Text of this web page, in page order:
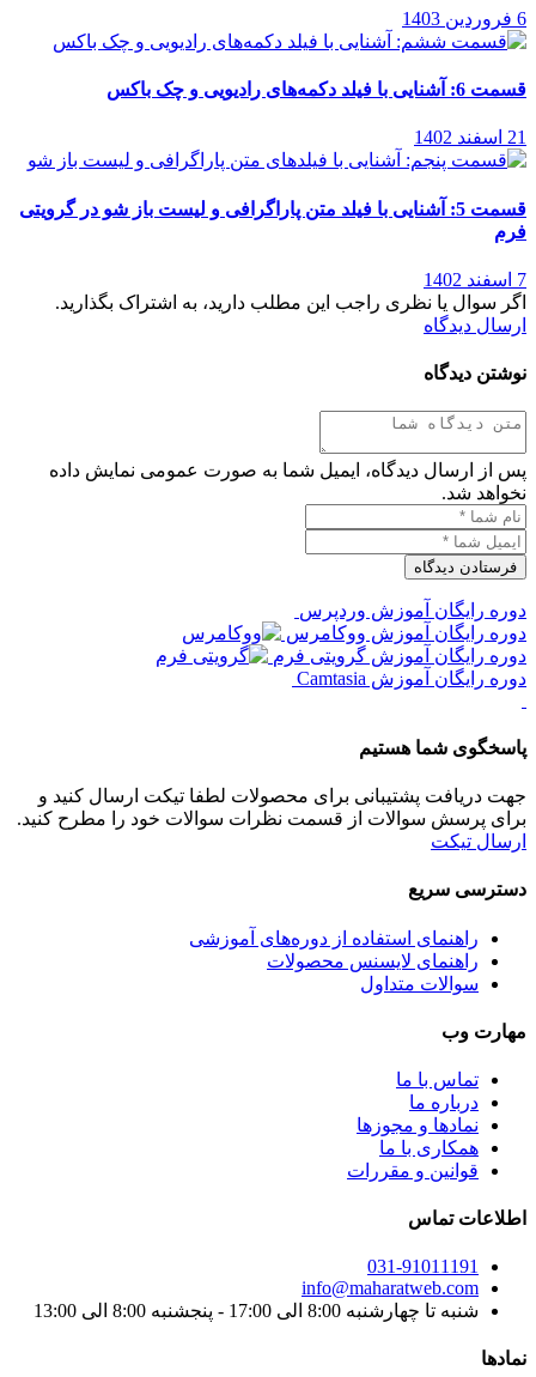
6 فروردین 1403
قسمت 6: آشنایی با فیلد دکمه‌های رادیویی و چک باکس
21 اسفند 1402
قسمت 5: آشنایی با فیلد متن پاراگرافی و لیست باز شو در گرویتی
فرم
7 اسفند 1402
اگر سوال یا نظری راجب این مطلب دارید، به اشتراک بگذارید.
ارسال دیدگاه
نوشتن دیدگاه
پس از ارسال دیدگاه، ایمیل شما به صورت عمومی نمایش داده
نخواهد شد.
دوره رایگان آموزش وردپرس
دوره رایگان آموزش ووکامرس
دوره رایگان آموزش گرویتی فرم
دوره رایگان آموزش Camtasia
پاسخگوی شما هستیم
جهت دریافت پشتیبانی برای محصولات لطفا تیکت ارسال کنید و
برای پرسش سوالات از قسمت نظرات سوالات خود را مطرح کنید.
ارسال تیکت
دسترسی سریع
راهنمای استفاده از دوره‌های آموزشی
راهنمای لایسنس محصولات
سوالات متداول
مهارت وب
تماس با ما
درباره ما
نماد‌ها و مجوزها
همکاری با ما
قوانین و مقررات
اطلاعات تماس
031-91011191
info@maharatweb.com
شنبه تا چهارشنبه 8:00 الی 17:00 - پنجشنبه 8:00 الی 13:00
نمادها